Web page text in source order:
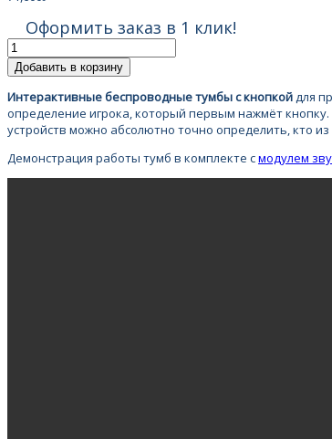
Оформить заказ в 1 клик!
Добавить в корзину
Интерактивные беспроводные тумбы с кнопкойдля
определение игрока, который первым нажмёт
устройств можно абсолютно точно определить, кто
Демонстрация работы тумб в комплекте смодулем